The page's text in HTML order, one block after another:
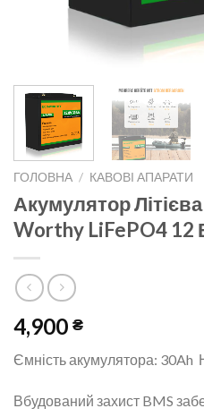
ГОЛОВНА / КАВОВІ АПАРАТИ
Акумулятор
Worthy LiFePO4 12
4,900 ₴
Ємність акумулятора: 30Ah
Вбудований захист BMS